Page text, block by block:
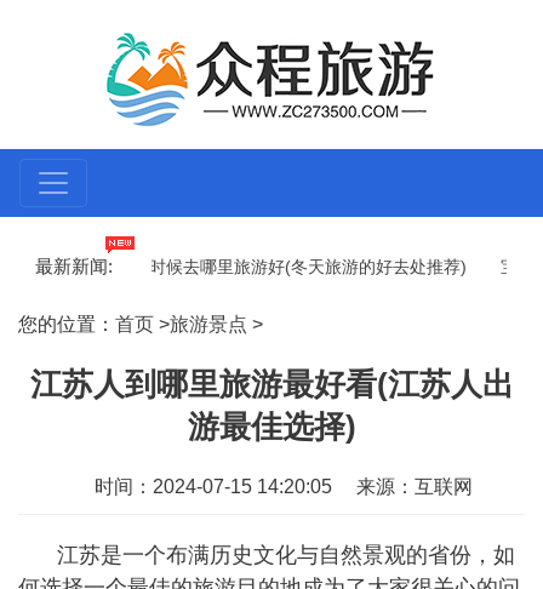
最新新闻:
冬天什么时候去哪里旅游好(冬天旅游的好去处推荐) 宝鸡疫
忧虑和疲惫) 旅游和旅行的区别在哪里找(探究旅游和旅行的实质)
您的位置： 首页 >旅游景点 >
江苏人到哪里旅游最好看(江苏人出
游最佳选择)
时间：2024-07-15 14:20:05 来源：互联网
江苏是一个布满历史文化与自然景观的省份，如